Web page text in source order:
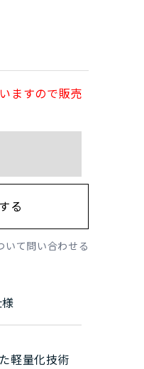
ますので販売
いて問い合わせる
る
軽量化技術